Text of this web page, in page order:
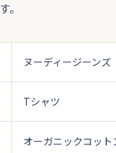
。
ヌーディージーンズ
Tシャツ
オーガニックコット